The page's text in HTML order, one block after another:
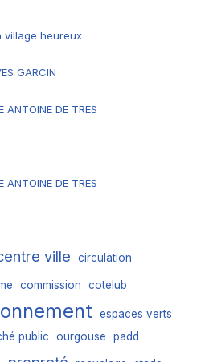
village heureux
GARCIN
ANTOINE DE TRES
ANTOINE DE TRES
ville circulation
commission cotelub
espaces verts
public ourgouse padd